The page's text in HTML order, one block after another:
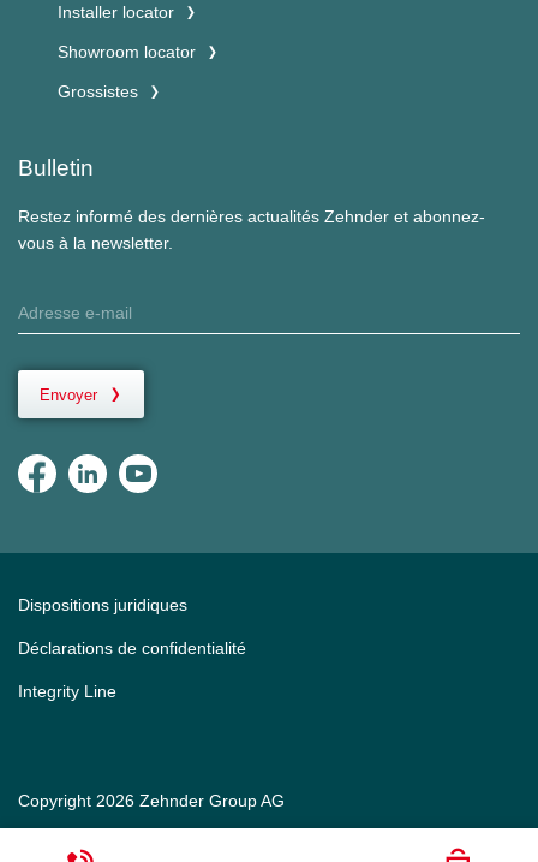
Installer locator
Showroom locator
Grossistes
Bulletin
Restez informé des dernières actualités Zehnder et abonnez-
vous à la newsletter.
Envoyer
Copyright 2026 Zehnder Group AG
Dispositions juridiques
Déclarations de confidentialité
Integrity Line